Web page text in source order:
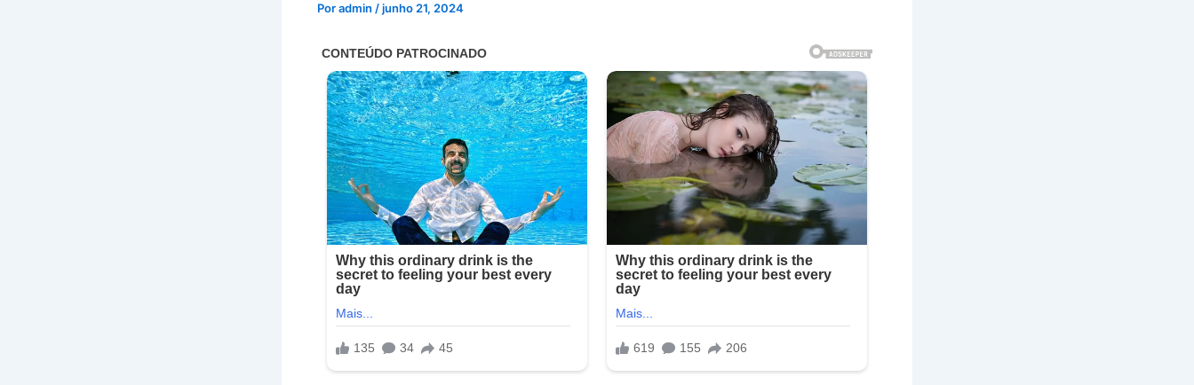
Poradmin /junho 21, 2024